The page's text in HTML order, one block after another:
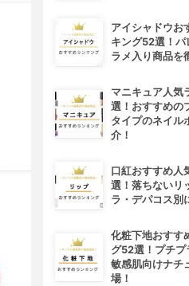
アイシャドウお
キング52選！
ラメ入り商品を
マニキュア人気
選！おすすめの
タイプのネイル
介！
口紅おすすめ人
選！落ちないリ
ラ・デパコス別
化粧下地おすす
グ52選！プチプ
敏感肌向けナチ
場！